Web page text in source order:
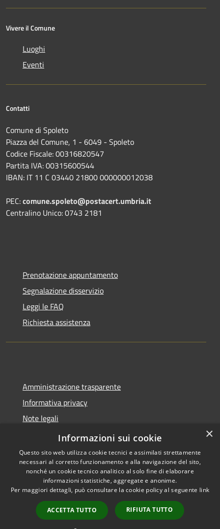
Vivere il Comune
Luoghi
Eventi
Contatti
Comune di Spoleto
Piazza del Comune, 1 - 6049 - Spoleto
Codice Fiscale: 00316820547
Partita IVA: 00315600544
IBAN: IT 11 C 03440 21800 000000012038
PEC:comune.spoleto@postacert.umbria.it
Centralino Unico: 0743 2181
Prenotazione appuntamento
Segnalazione disservizio
Leggi le FAQ
Richiesta assistenza
Amministrazione trasparente
Informativa privacy
Note legali
Dichiarazione di accessibilità
Accessibilità
Copyright © 2026 • Comune di
Spoleto • Powered by
Municipium•
Accesso
redazione
×
Informazioni sui cookie
Questo sito web utilizza cookie tecnici e assimilati strettamente
necessari al corretto funzionamento e alla navigazione del sito,
nonché un cookie tecnico analitico al solo fine di elaborare
informazioni statistiche, aggregate e anonime.
Per maggiori dettagli, può consultare la cookie policy al seguente link
ACCETTA TUTTO RIFIUTA TUTTO